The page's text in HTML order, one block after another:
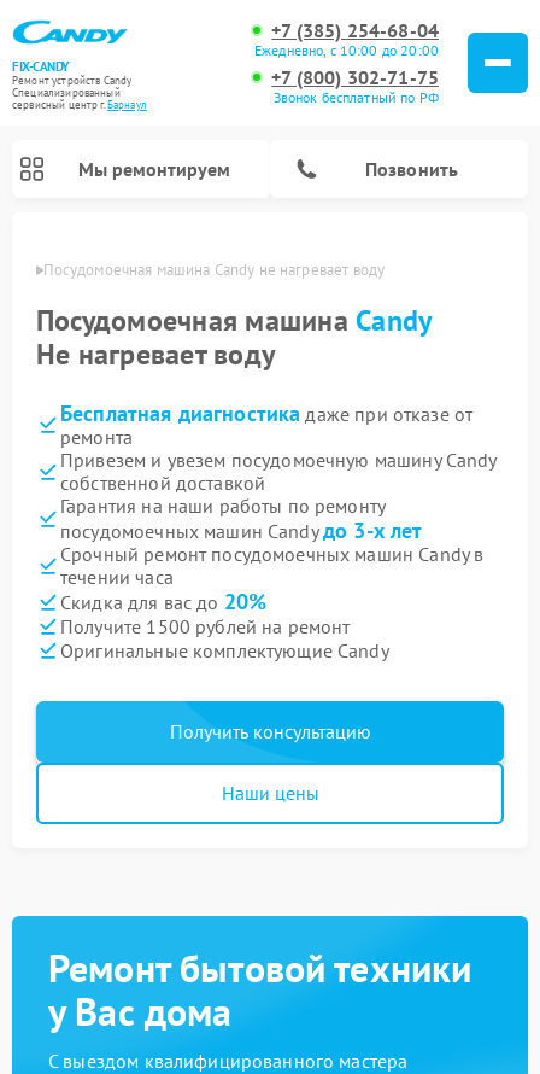
FIX-CANDY
Ремонт устройств Candy
Специализированный
cервисный центр г.Барнаул
+7 (385) 254-68-04
Ежедневно, с 10:00 до 20:00
+7 (800) 302-71-75
Звонок бесплатный по РФ
Мы ремонтируем Позвонить
Посудомоечная машина Candy не нагревает воду
Посудомоечная машина Candy
Не нагревает воду
Бесплатная диагностика даже при отказе от
ремонта
Привезем и увезем посудомоечную машину Candy
собственной доставкой
Гарантия на наши работы по ремонту
посудомоечных машин Candyдо 3-х лет
Срочный ремонт посудомоечных машин Candy в
течении часа
Скидка для вас до 20%
Получите 1500 рублей на ремонт
Оригинальные комплектующие Candy
Получить консультацию
Наши цены
Ремонт бытовой техники
у Вас дома
С выездом квалифицированного мастера